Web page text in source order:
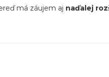
má záujem aj naďalej